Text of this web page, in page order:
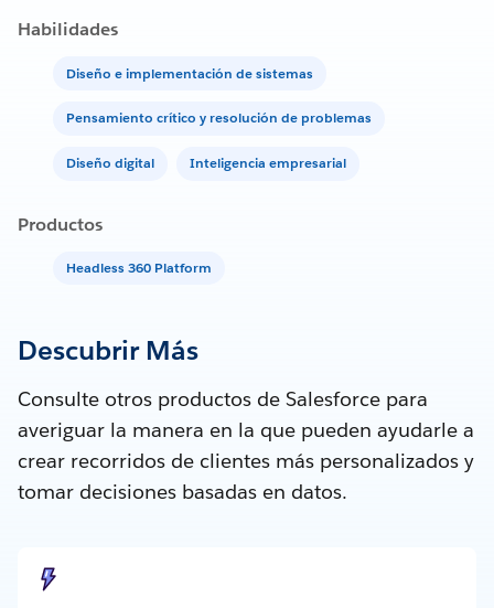
Habilidades
Diseño e implementación de sistemas
Pensamiento crítico y resolución de problemas
Diseño digital Inteligencia empresarial
Productos
Headless 360 Platform
Descubrir Más
Consulte otros productos de Salesforce para
averiguar la manera en la que pueden ayudarle a
crear recorridos de clientes más personalizados y
tomar decisiones basadas en datos.